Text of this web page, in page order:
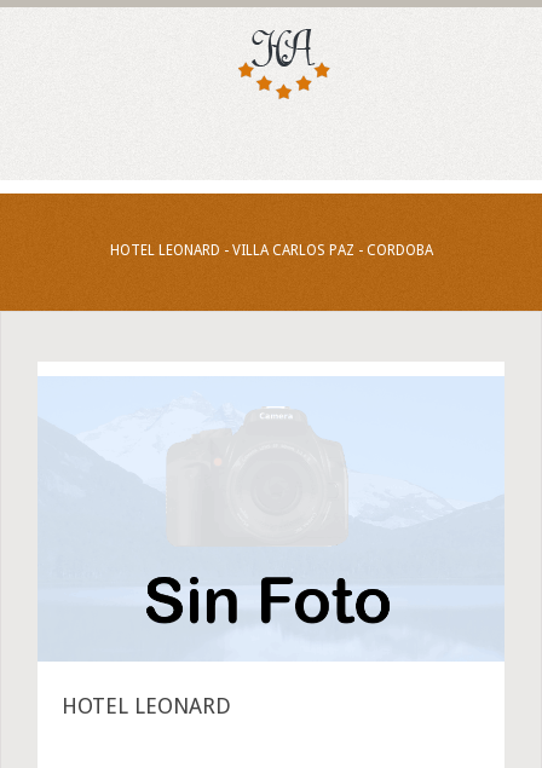
HOTEL LEONARD - VILLA CARLOS PAZ - CORDOBA
HOTEL LEONARD